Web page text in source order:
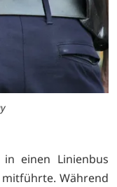
einen Linienbus
Während